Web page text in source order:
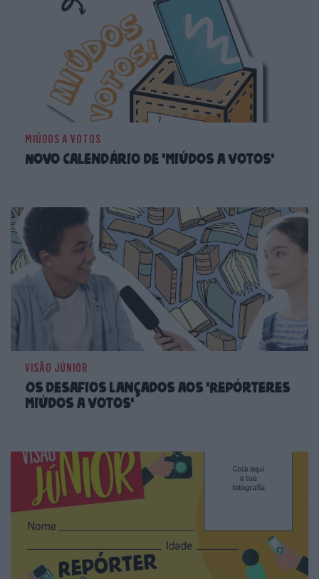
MIÚDOS A VOTOS
Novo calendário de 'Miúdos a Votos'
VISÃO JÚNIOR
Os desafios lançados aos 'Repórteres
Miúdos a Votos'